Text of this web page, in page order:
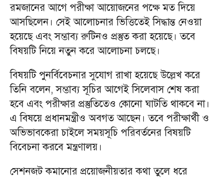
রমজানের আগে পরীক্ষা আয়োজনের পক্ষে মত দিয়ে
আসছিলেন। সেই আলোচনার ভিত্তিতেই সিদ্ধান্ত নেওয়া
হয়েছে এবং সম্ভাব্য রুটিনও প্রস্তুত করা হয়েছে। তবে
বিষয়টি নিয়ে নতুন করে আলোচনা চলছে।
বিষয়টি পুনর্বিবেচনার সুযোগ রাখা হয়েছে উল্লেখ করে
তিনি বলেন, সম্ভাব্য সূচির আগেই সিলেবাস শেষ করা
হবে এবং পরীক্ষার প্রস্তুতিতেও কোনো ঘাটতি থাকবে না।
এ বিষয়ে প্রধানমন্ত্রীও অবগত আছেন। তবে পরীক্ষার্থী ও
অভিভাবকেরা চাইলে সময়সূচি পরিবর্তনের বিষয়টি
বিবেচনা করবে মন্ত্রণালয়।
সেশনজট কমানোর প্রয়োজনীয়তার কথা তুলে ধরে